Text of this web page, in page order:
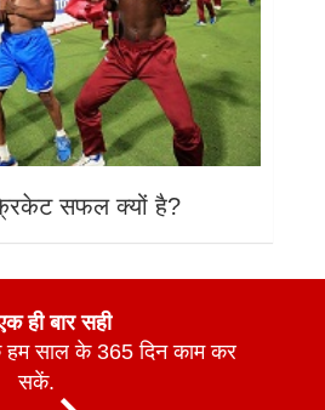
सफल क्यों है?
ही बार सही
हम साल के 365 दिन काम कर
सकें.